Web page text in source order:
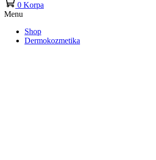
0 Korpa
Menu
Shop
Dermokozmetika